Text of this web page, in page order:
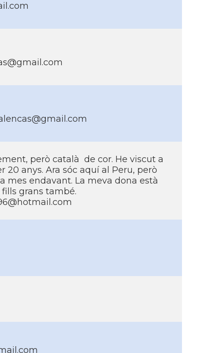
però català de cor. He viscut a
20 anys. Ara sóc aquí­ al Peru, però
mes endavant. La meva dona està
grans també.